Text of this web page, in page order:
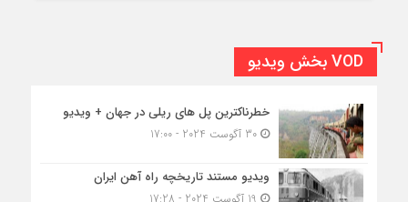
VOD بخش ویدیو
خطرناکترین پل های ریلی در جهان + ویدیو
30 آگوست 2024 - 17:00
ویدیو مستند تاریخچه راه آهن ایران